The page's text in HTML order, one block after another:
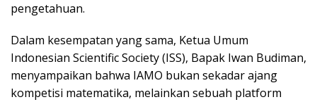
pengetahuan.
Dalam kesempatan yang sama, Ketua Umum
Indonesian Scientific Society (ISS), Bapak Iwan Budiman,
menyampaikan bahwa IAMO bukan sekadar ajang
kompetisi matematika, melainkan sebuah platform